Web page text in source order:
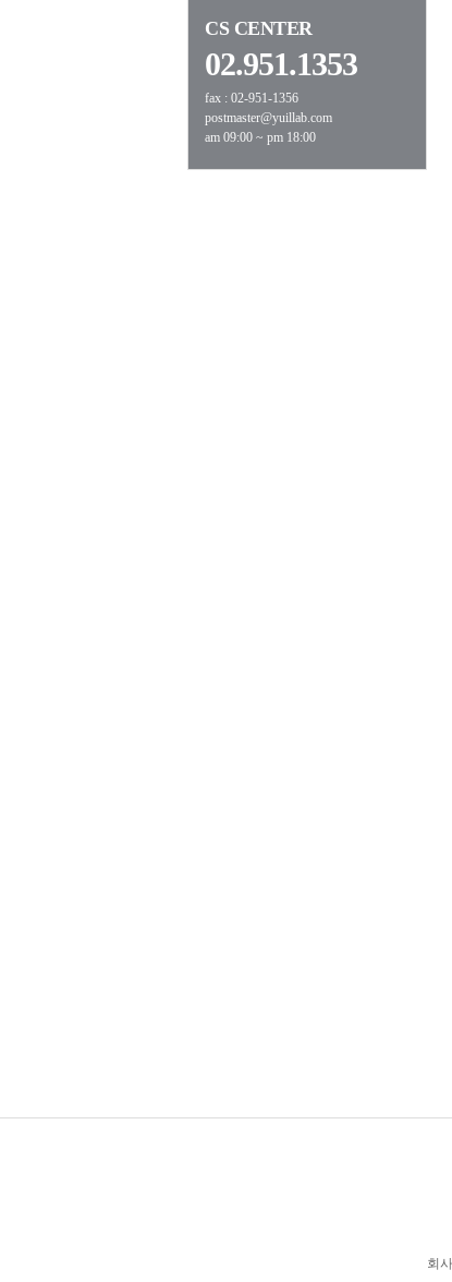
CS CENTER
02.951.1353
fax : 02-951-1356
postmaster@yuillab.com
am 09:00 ~ pm 18:00
회